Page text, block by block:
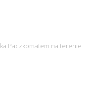
Paczkomatem na terenie